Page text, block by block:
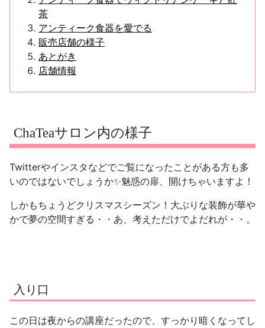
茶
アンティーク食器を愛でる
販売店舗の様子
あとがき
店舗情報
ChaTeaサロン内の様子
Twitterやインスタなどでご覧になったことがある方も多
いのではないでしょうか✨魅惑の扉、開けちゃいますよ！
しかもちょうどクリスマスシーズン！大ぶりな装飾が華や
かで夢の空間すぎる・・あ、考えただけでよだれが・・。
入り口
この日は夜からの講座だったので、すっかり暗くなってし